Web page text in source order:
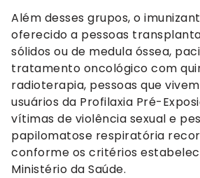
Além desses grupos, o
oferecido a pessoas
sólidos ou de medula óssea,
tratamento oncológico com
radioterapia, pessoas que
usuários da Profilaxia Pré-
vítimas de violência sexual e
papilomatose respiratória
conforme os critérios
Ministério da Saúde.